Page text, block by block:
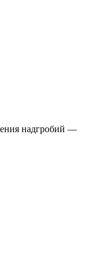
надгробий —